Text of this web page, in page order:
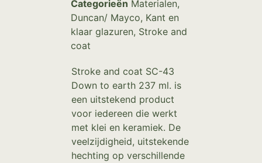
Categorieën Materialen,
Duncan/ Mayco, Kant en
klaar glazuren, Stroke and
coat
Stroke and coat SC-43
Down to earth 237 ml. is
een uitstekend product
voor iedereen die werkt
met klei en keramiek. De
veelzijdigheid, uitstekende
hechting op verschillende